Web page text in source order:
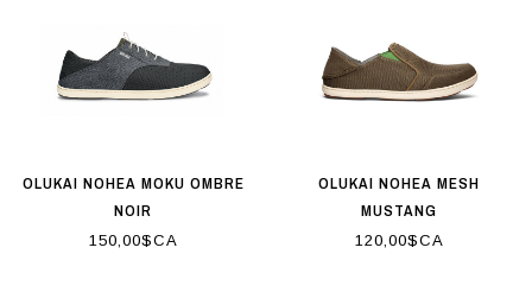
OLUKAI NOHEA MOKU OMBRE
NOIR
150,00$CA
OLUKAI NOHEA MESH
MUSTANG
120,00$CA